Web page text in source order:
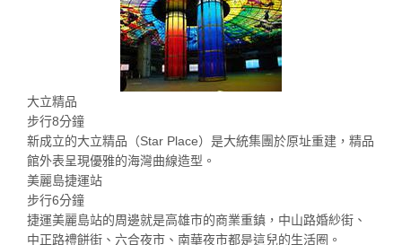
大立精品
步行8分鐘
新成立的大立精品（Star Place）是大統集團於原址重建，精品
館外表呈現優雅的海灣曲線造型。
美麗島捷運站
步行6分鐘
捷運美麗島站的周邊就是高雄市的商業重鎮，中山路婚紗街、
中正路禮餅街、六合夜市、南華夜市都是這兒的生活圈。